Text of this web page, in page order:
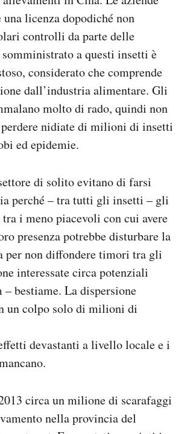
una licenza dopodiché non
controlli da parte delle
a questi insetti è
considerato che comprende
dall’industria alimentare. Gli
molto di rado, quindi non
nidiate di milioni di insetti
ed epidemie.
di solito evitano di farsi
perché – tra tutti gli insetti – gli
i meno piacevoli con cui avere
presenza potrebbe disturbare la
per non diffondere timori tra gli
interessate circa potenziali
– bestiame. La dispersione
un colpo solo di milioni di
devastanti a livello locale e i
circa un milione di scarafaggi
nella provincia del